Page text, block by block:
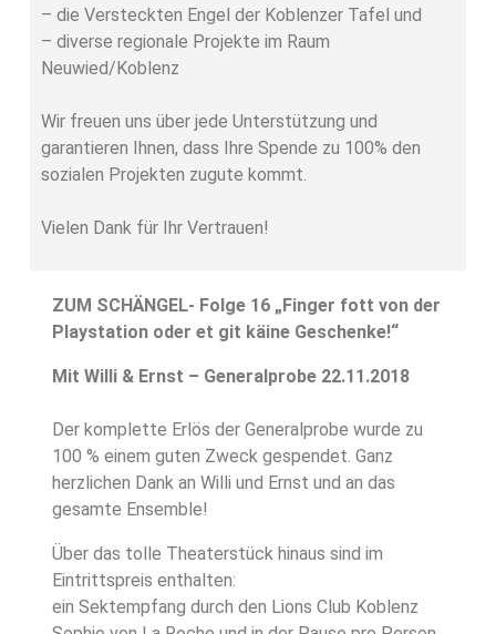
– die Versteckten Engel der Koblenzer Tafel und
– diverse regionale Projekte im Raum
Neuwied/Koblenz
Wir freuen uns über jede Unterstützung und
garantieren Ihnen, dass Ihre Spende zu 100% den
sozialen Projekten zugute kommt.
Vielen Dank für Ihr Vertrauen!
ZUM SCHÄNGEL- Folge 16 „Finger fott von der
Playstation oder et git käine Geschenke!“
Mit Willi & Ernst – Generalprobe 22.11.2018
Der komplette Erlös der Generalprobe wurde zu
100 % einem guten Zweck gespendet. Ganz
herzlichen Dank an Willi und Ernst und an das
gesamte Ensemble!
Über das tolle Theaterstück hinaus sind im
Eintrittspreis enthalten:
ein Sektempfang durch den Lions Club Koblenz